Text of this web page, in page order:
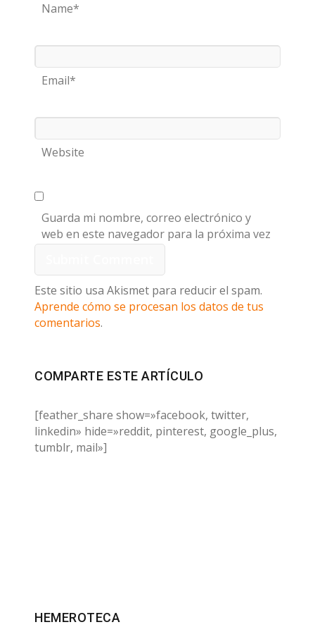
Name*
Email*
Website
Guarda mi nombre, correo electrónico y
web en este navegador para la próxima vez
Este sitio usa Akismet para reducir el spam.
Aprende cómo se procesan los datos de tus
comentarios.
COMPARTE ESTE ARTÍCULO
[feather_share show=»facebook, twitter,
linkedin» hide=»reddit, pinterest, google_plus,
tumblr, mail»]
HEMEROTECA